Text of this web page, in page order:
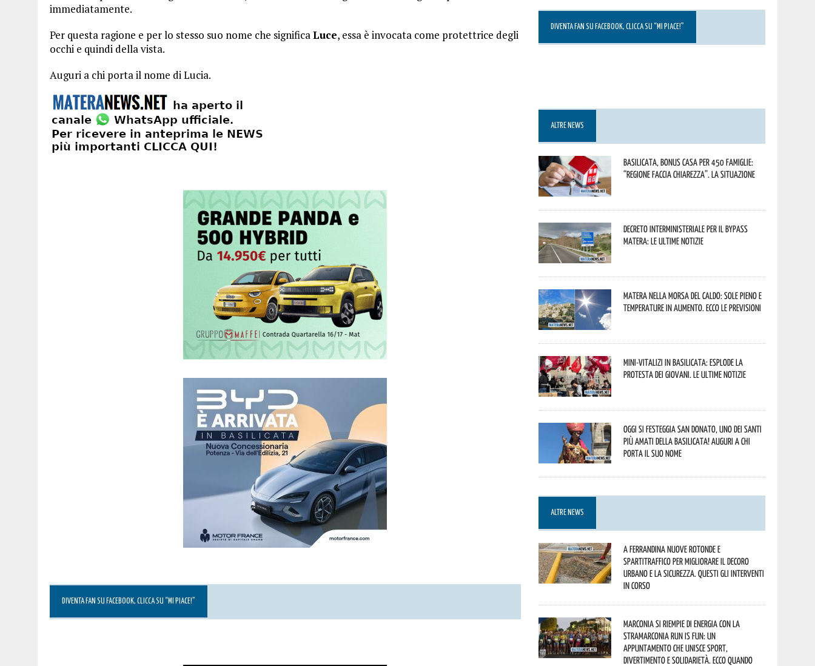
immediatamente.
Per questa ragione e per lo stesso suo nome che significaLuce, essa è invocata come protettrice degli
occhi e quindi della vista.
Auguri a chi porta il nome di Lucia.
DIVENTA FAN SU FACEBOOK, CLICCA SU “MI PIACE!”
DIVENTA FAN SU FACEBOOK, CLICCA SU “MI PIACE!”
ALTRE NEWS
Basilicata, Bonus casa per 450 famiglie:
“Regione faccia chiarezza”. La situazione
Decreto interministeriale per il Bypass
Matera: le ultime notizie
Matera nella morsa del caldo: sole pieno e
temperature in aumento. Ecco le previsioni
Mini-vitalizi in Basilicata: esplode la
protesta dei giovani. Le ultime notizie
Oggi si festeggia San Donato, uno dei Santi
più amati della Basilicata! Auguri a chi
porta il suo nome
ALTRE NEWS
A Ferrandina nuove rotonde e
spartitraffico per migliorare il decoro
urbano e la sicurezza. Questi gli interventi
in corso
Marconia si riempie di energia con la
StraMarconia Run is Fun: un
appuntamento che unisce sport,
divertimento e solidarietà. Ecco quando